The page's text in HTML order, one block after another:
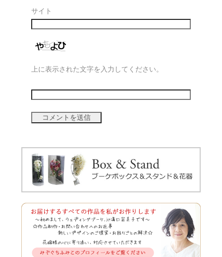
サイト
上に表示された文字を入力してください。